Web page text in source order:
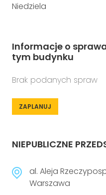
Niedziela
Informacje o
tym budynku
Brak podanych spraw
ZAPLANUJ
NIEPUBLICZNE
al. Aleja
Warszawa